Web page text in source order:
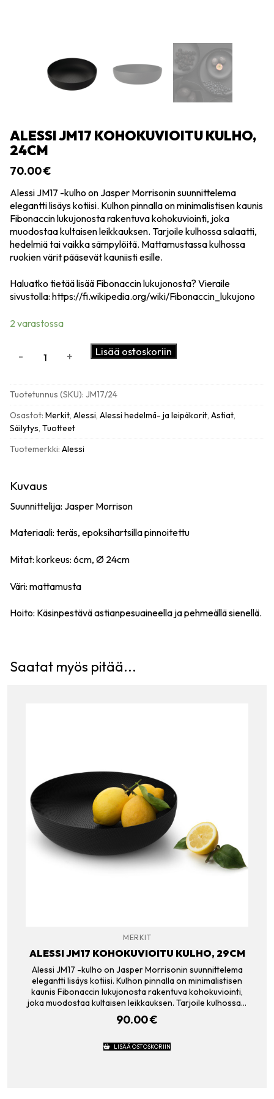
ALESSI JM17 KOHOKUVIOITU KULHO,
24CM
70.00€
Alessi JM17 -kulho on Jasper Morrisonin suunnittelema
elegantti lisäys kotiisi. Kulhon pinnalla on minimalistisen kaunis
Fibonaccin lukujonosta rakentuva kohokuviointi, joka
muodostaa kultaisen leikkauksen. Tarjoile kulhossa salaatti,
hedelmiä tai vaikka sämpylöitä. Mattamustassa kulhossa
ruokien värit pääsevät kauniisti esille.
Haluatko tietää lisää Fibonaccin lukujonosta? Vieraile
sivustolla: https://fi.wikipedia.org/wiki/Fibonaccin_lukujono
2 varastossa
24cm
määrä
- + Lisää ostoskoriin
Tuotetunnus (SKU): JM17/24
Osastot: Merkit, Alessi, Alessi hedelmä- ja leipäkorit, Astiat,
Säilytys, Tuotteet
Tuotemerkki: Alessi
Kuvaus
Suunnittelija: Jasper Morrison
Materiaali: teräs, epoksihartsilla pinnoitettu
Mitat: korkeus: 6cm, Ø 24cm
Väri: mattamusta
Hoito: Käsinpestävä astianpesuaineella ja pehmeällä sienellä.
Saatat myös pitää...
MERKIT
ALESSI JM17 KOHOKUVIOITU KULHO, 29CM
Alessi JM17 -kulho on Jasper Morrisonin suunnittelema
elegantti lisäys kotiisi. Kulhon pinnalla on minimalistisen
kaunis Fibonaccin lukujonosta rakentuva kohokuviointi,
joka muodostaa kultaisen leikkauksen. Tarjoile kulhossa…
90.00€
LISÄÄ OSTOSKORIIN